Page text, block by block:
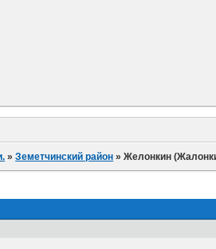
»Земетчинский район »Желонкин